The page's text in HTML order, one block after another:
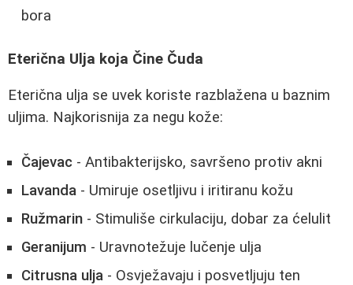
bora
Eterična Ulja koja Čine Čuda
Eterična ulja se uvek koriste razblažena u baznim
uljima. Najkorisnija za negu kože:
Čajevac - Antibakterijsko, savršeno protiv akni
Lavanda - Umiruje osetljivu i iritiranu kožu
Ružmarin - Stimuliše cirkulaciju, dobar za ćelulit
Geranijum - Uravnotežuje lučenje ulja
Citrusna ulja - Osvježavaju i posvetljuju ten